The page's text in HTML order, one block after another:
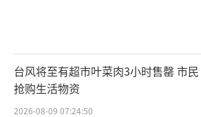
台风将至有超市叶菜肉3小时售罄 市民
抢购生活物资
2026-08-09 07:24:50